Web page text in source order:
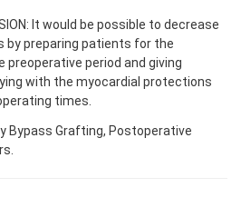
It would be possible to decrease
preparing patients for the
preoperative period and giving
with the myocardial protections
times.
Bypass Grafting, Postoperative